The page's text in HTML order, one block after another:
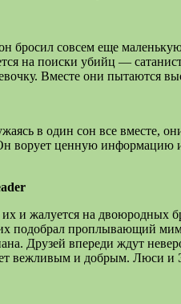
совсем еще
на поиски убийц —
Вместе они пытаются
в один сон все вместе,
ценную информацию
жалуется на двоюродных
подобрал проплывающий
Друзей впереди ждут
вежливым и добрым. Люси